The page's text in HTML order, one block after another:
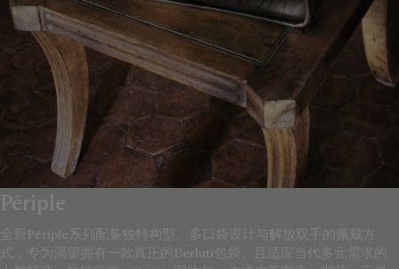
Périple
全新Périple系列配备独特构型、多口袋设计与解放双手的佩戴方
式，专为渴望拥有一款真正的Berluti包袋、且适应当代多元需求的